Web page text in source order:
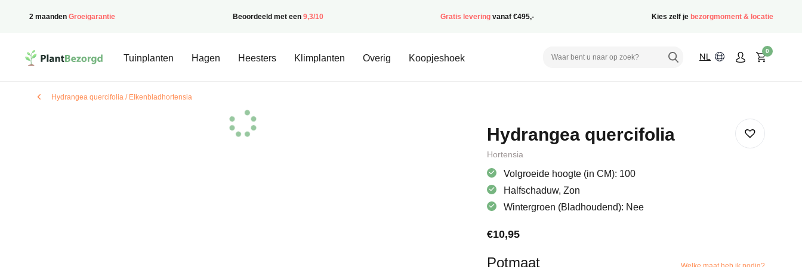
2 maanden Groeigarantie Beoordeeld met een 9,3/10 Gratis levering vanaf €495,- Kies zelf je bezorgmoment & locatie
PlantBezorgd
Tuinplanten Hagen Heesters Klimplanten Overig Koopjeshoek NL
0
Hydrangea quercifolia / EIkenbladhortensia
Hydrangea quercifolia
Hortensia
Volgroeide hoogte (in CM): 100
Halfschaduw, Zon
Wintergroen (Bladhoudend): Nee
€10,95
Potmaat